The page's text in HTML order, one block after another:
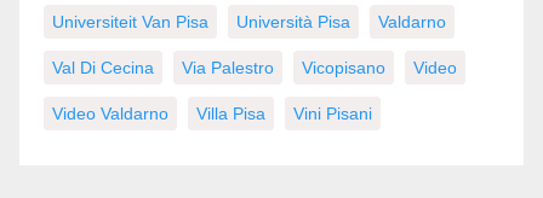
Universiteit Van Pisa Università Pisa Valdarno
Val Di Cecina Via Palestro Vicopisano Video
Video Valdarno Villa Pisa Vini Pisani